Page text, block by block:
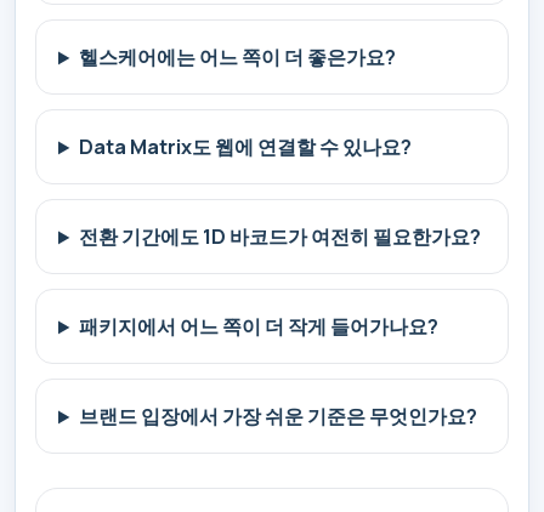
헬스케어에는 어느 쪽이 더 좋은가요?
Data Matrix도 웹에 연결할 수 있나요?
전환 기간에도 1D 바코드가 여전히 필요한가요?
패키지에서 어느 쪽이 더 작게 들어가나요?
브랜드 입장에서 가장 쉬운 기준은 무엇인가요?